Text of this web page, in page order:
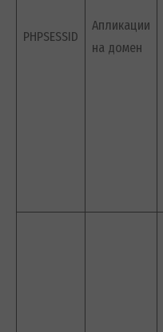
PHPSESSID
Апликации
на домен